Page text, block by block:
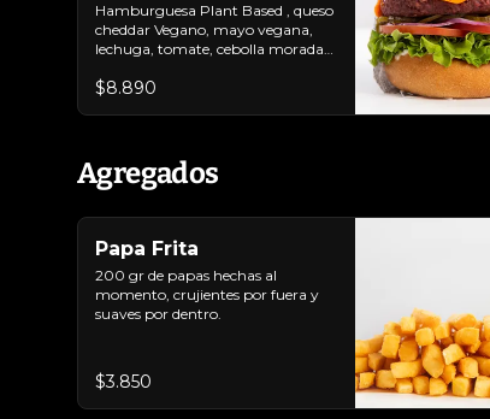
Hamburguesa Plant Based , queso
cheddar Vegano, mayo vegana,
lechuga, tomate, cebolla morada,
Colocados sobre un pan vegano
$8.890
Agregados
Papa Frita
200 gr de papas hechas al
momento, crujientes por fuera y
suaves por dentro.
$3.850